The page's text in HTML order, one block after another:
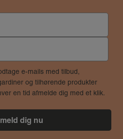
e-mails med tilbud,
og tilhørende produkter
en tid afmelde dig med et klik.